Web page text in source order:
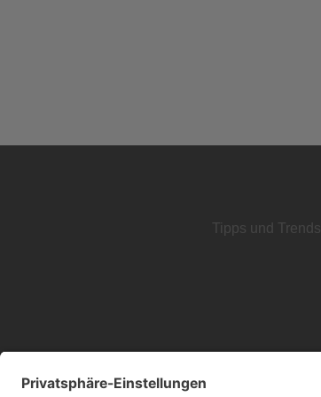
Tipps und Trends